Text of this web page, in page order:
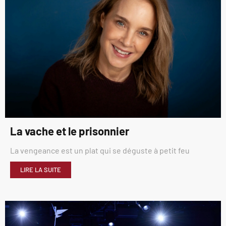
La vache et le prisonnier
La vengeance est un plat qui se déguste à petit feu
LIRE LA SUITE